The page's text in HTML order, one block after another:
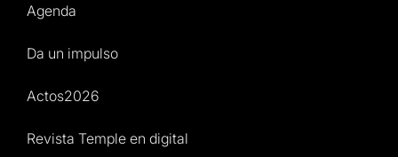
Agenda
Da un impulso
Actos2026
Revista Temple en digital